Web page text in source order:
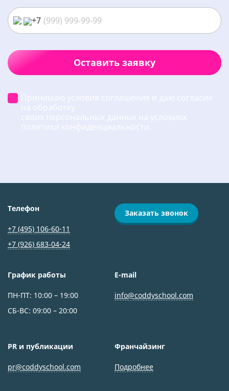
+7
Оставить заявку
Принимаю условия соглашения и даю согласие
на обработку
своих персональных данных на условиях
политики конфиденциальности.
Телефон
+7 (495) 106-60-11
+7 (926) 683‑04-24
Заказать звонок
График работы
ПН-ПТ: 10:00 – 19:00
СБ-ВС: 09:00 – 20:00
E-mail
info@coddyschool.com
PR и публикации
pr@coddyschool.com
Франчайзинг
Подробнее